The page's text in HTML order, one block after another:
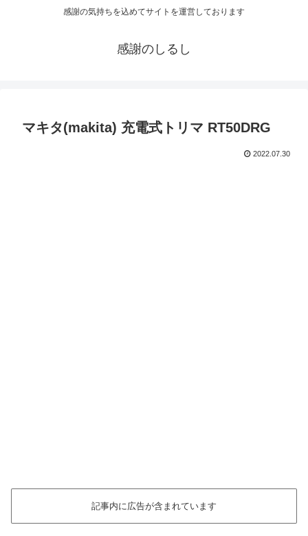
感謝の気持ちを込めてサイトを運営しております
感謝のしるし
マキタ(makita) 充電式トリマ RT50DRG
2022.07.30
記事内に広告が含まれています